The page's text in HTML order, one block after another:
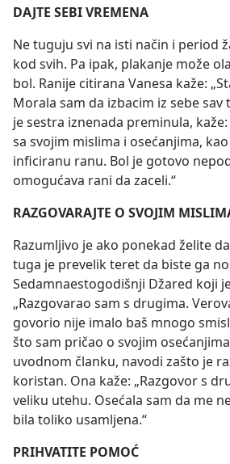
DAJTE SEBI VREMENA
Ne tuguju svi na isti način i period
kod svih. Pa ipak, plakanje može
bol. Ranije citirana Vanesa kaže:
Morala sam da izbacim iz sebe sav
je sestra iznenada preminula,
sa svojim mislima i osećanjima,
inficiranu ranu. Bol je gotovo
omogućava rani da zaceli.“
RAZGOVARAJTE O SVOJIM
Razumljivo je ako ponekad želite
tuga je prevelik teret da biste ga
Sedamnaestogodišnji Džared koji
„Razgovarao sam s drugima.
govorio nije imalo baš mnogo
što sam pričao o svojim
uvodnom članku, navodi zašto je
koristan. Ona kaže: „Razgovor s
veliku utehu. Osećala sam da me
bila toliko usamljena.“
PRIHVATITE POMOĆ